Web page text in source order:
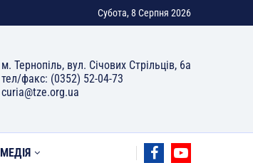
Субота, 8 Серпня 2026
м. Тернопіль, вул. Січових Стрільців, 6а
тел/факс: (0352) 52-04-73
curia@tze.org.ua
МЕДІЯ